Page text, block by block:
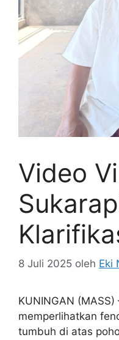
Video
8 Juli 2025 oleh Eki
KUNINGAN
memperlihatkan
tumbuh di atas